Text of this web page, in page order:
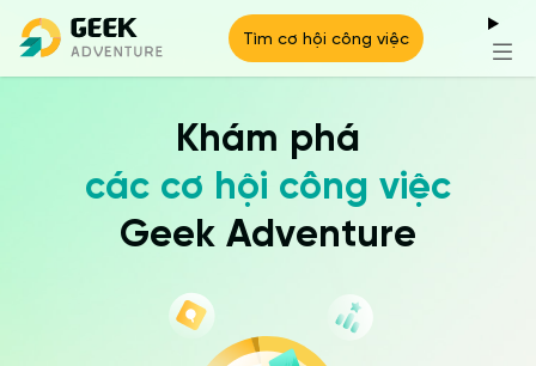
Tìm cơ hội công việc
Cơ hội công việcCó gì ở GEEK Up?
Khám phá
các cơ hội công việc
Geek Adventure